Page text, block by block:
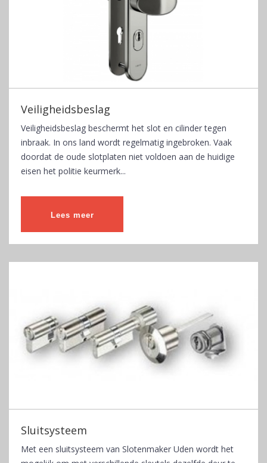
Veiligheidsbeslag
Veiligheidsbeslag beschermt het slot en cilinder tegen
inbraak. In ons land wordt regelmatig ingebroken. Vaak
doordat de oude slotplaten niet voldoen aan de huidige
eisen het politie keurmerk...
Lees meer
Sluitsysteem
Met een sluitsysteem van Slotenmaker Uden wordt het